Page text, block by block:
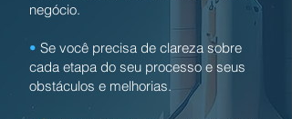
negócio.
• Se você precisa de clareza sobre
cada etapa do seu processo e seus
obstáculos e melhorias.